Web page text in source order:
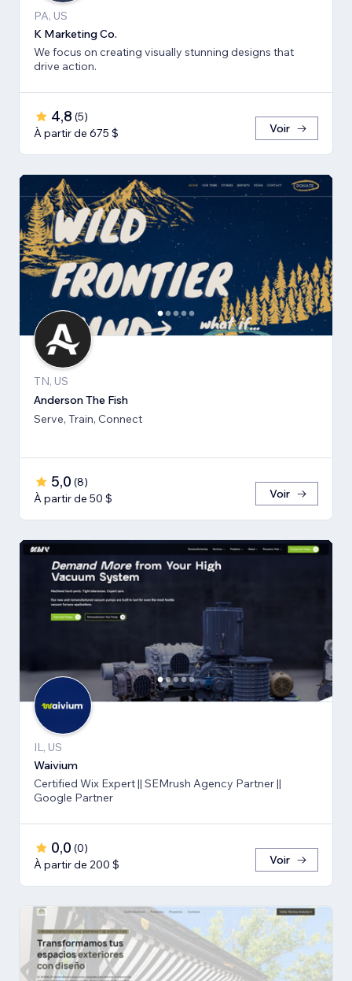
PA, US
K Marketing Co.
We focus on creating visually stunning designs that
drive action.
4,8 (5)
À partir de 675 $
Voir
TN, US
Anderson The Fish
Serve, Train, Connect
5,0 (8)
À partir de 50 $
Voir
IL, US
Waivium
Certified Wix Expert || SEMrush Agency Partner ||
Google Partner
0,0 (0)
À partir de 200 $
Voir